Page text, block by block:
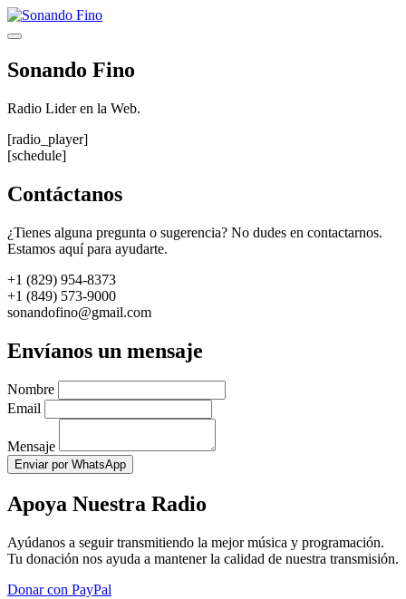
Saltar
al
Menú
Sonando Fino
Radio Lider en la Web.
[radio_player]
[schedule]
Contáctanos
¿Tienes alguna pregunta o sugerencia? No dudes en contactarnos.
Estamos aquí para ayudarte.
+1 (829) 954-8373
+1 (849) 573-9000
sonandofino@gmail.com
Envíanos un mensaje
Nombre
Email
Mensaje
Enviar por WhatsApp
Apoya Nuestra Radio
Ayúdanos a seguir transmitiendo la mejor música y programación.
Tu donación nos ayuda a mantener la calidad de nuestra transmisión.
Donar con PayPal